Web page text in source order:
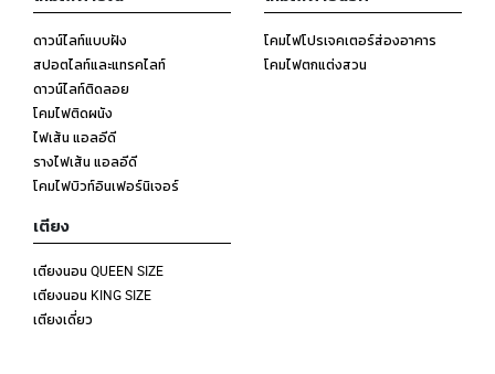
ดาวน์ไลท์แบบฝัง
สปอตไลท์และแทรคไลท์
ดาวน์ไลท์ติดลอย
โคมไฟติดผนัง
ไฟเส้น แอลอีดี
รางไฟเส้น แอลอีดี
โคมไฟบิวท์อินเฟอร์นิเจอร์
โคมไฟโปรเจคเตอร์ส่องอาคาร
โคมไฟตกแต่งสวน
เตียง
เตียงนอน QUEEN SIZE
เตียงนอน KING SIZE
เตียงเดี่ยว